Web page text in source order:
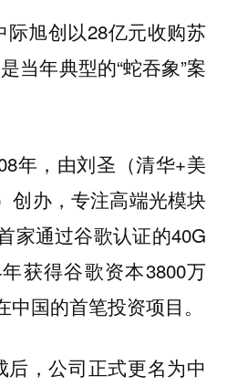
际旭创以28亿元收购苏
当年典型的“蛇吞象”案
年，由刘圣（清华+美
创办，专注高端光模块
家通过谷歌认证的40G
获得谷歌资本3800万
国的首笔投资项目。
后，公司正式更名为中